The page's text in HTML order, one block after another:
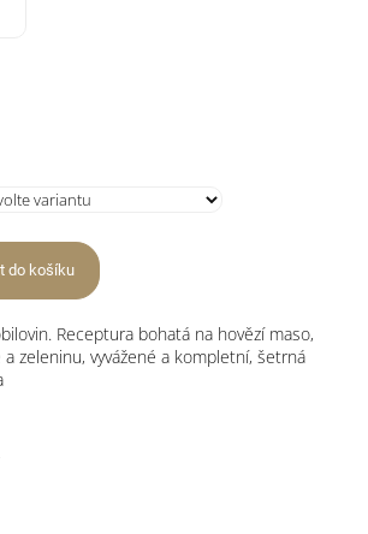
do košíku
Receptura bohatá na hovězí maso,
zeleninu, vyvážené a kompletní, šetrná